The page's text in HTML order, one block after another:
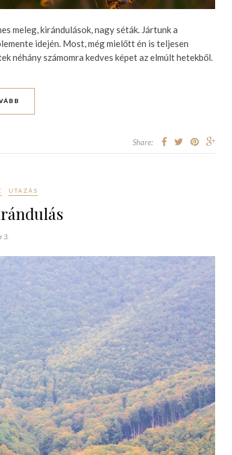
meleg, kirándulások, nagy séták. Jártunk a
idején. Most, még mielőtt én is teljesen
néhány számomra kedves képet az elmúlt hetekből.
Share:
UTAZÁS
3.